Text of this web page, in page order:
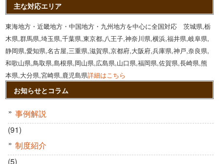
主な対応エリア
東海地方・近畿地方・中国地方・九州地方を中心に全国対応 茨城県,栃
木県,群馬県,埼玉県,千葉県,東京都,八王子,神奈川県,横浜,福井県,岐阜県,
静岡県,愛知県,名古屋,三重県,滋賀県,京都府,大阪府,兵庫県,神戸,奈良県,
和歌山県,鳥取県,島根県,岡山県,広島県,山口県,福岡県,佐賀県,長崎県,熊
本県,大分県,宮崎県,鹿児島県詳細はこちら
お知らせとコラム
事例解説
(91)
制度紹介
(5)